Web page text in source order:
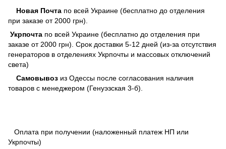
Новая Почта по всей Украине (бесплатно до отделения
при заказе от 2000 грн).
Укрпочта по всей Украине (бесплатно до отделения при
заказе от 2000 грн). Срок доставки 5-12 дней (из-за отсутствия
генераторов в отделениях Укрпочты и массовых отключений
света)
Самовывоз из Одессы после согласования наличия
товаров с менеджером (Генуэзская 3-б).
Оплата при получении (наложенный платеж НП или
Укрпочты)